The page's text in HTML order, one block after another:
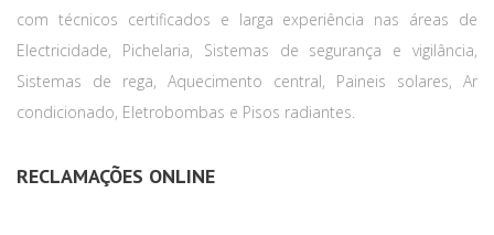
com técnicos certificados e larga experiência nas áreas de
Electricidade, Pichelaria, Sistemas de segurança e vigilância,
Sistemas de rega, Aquecimento central, Paineis solares, Ar
condicionado, Eletrobombas e Pisos radiantes.
RECLAMAÇÕES ONLINE